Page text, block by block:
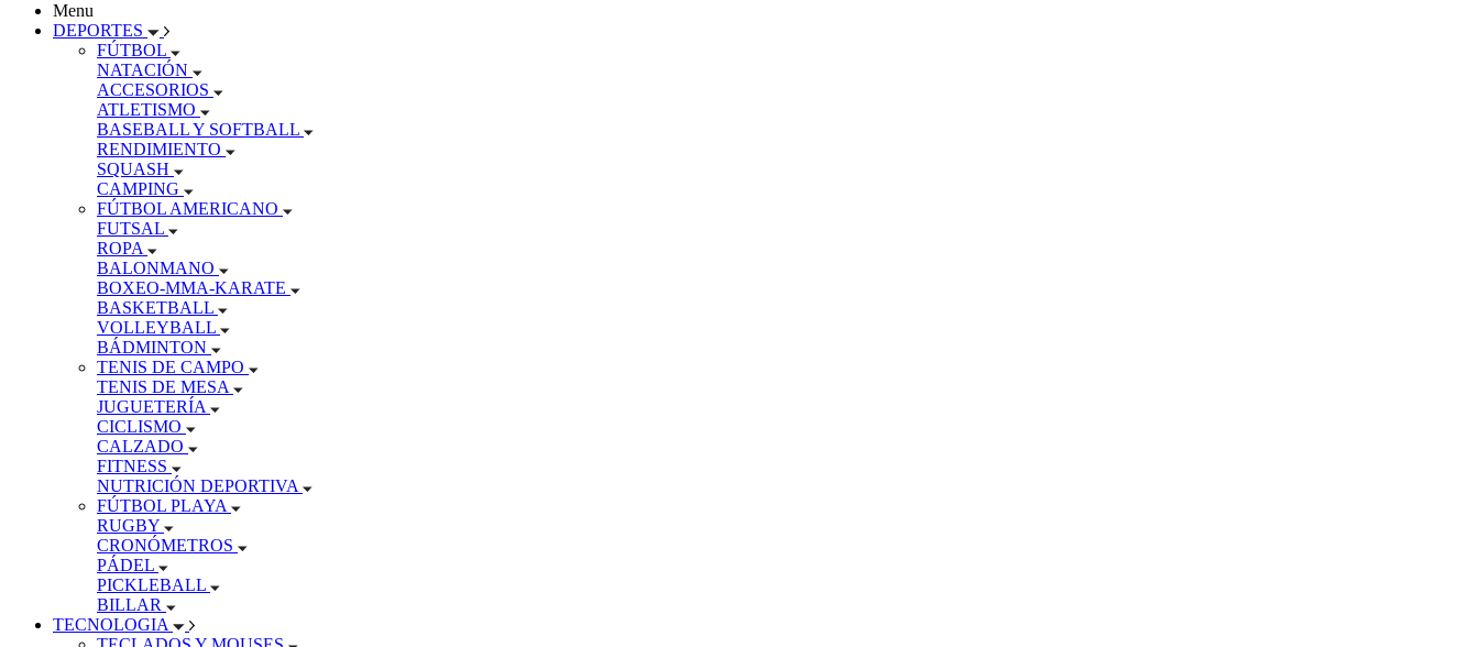
Menu
DEPORTES
FÚTBOL
NATACIÓN
ACCESORIOS
ATLETISMO
BASEBALL Y SOFTBALL
RENDIMIENTO
SQUASH
CAMPING
FÚTBOL AMERICANO
FUTSAL
ROPA
BALONMANO
BOXEO-MMA-KARATE
BASKETBALL
VOLLEYBALL
BÁDMINTON
TENIS DE CAMPO
TENIS DE MESA
JUGUETERÍA
CICLISMO
CALZADO
FITNESS
NUTRICIÓN DEPORTIVA
FÚTBOL PLAYA
RUGBY
CRONÓMETROS
PÁDEL
PICKLEBALL
BILLAR
TECNOLOGIA